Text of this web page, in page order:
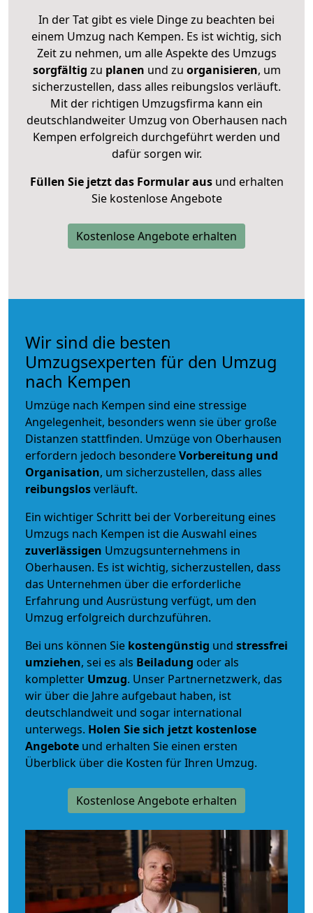
In der Tat gibt es viele Dinge zu beachten bei
einem Umzug nach Kempen. Es ist wichtig, sich
Zeit zu nehmen, um alle Aspekte des Umzugs
sorgfältig zu planen und zu organisieren, um
sicherzustellen, dass alles reibungslos verläuft.
Mit der richtigen Umzugsfirma kann ein
deutschlandweiter Umzug von Oberhausen nach
Kempen erfolgreich durchgeführt werden und
dafür sorgen wir.
Füllen Sie jetzt das Formular ausund erhalten
Sie kostenlose Angebote
Kostenlose Angebote erhalten
Wir sind die besten
Umzugsexperten für den Umzug
nach Kempen
Umzüge nach Kempen sind eine stressige
Angelegenheit, besonders wenn sie über große
Distanzen stattfinden. Umzüge von Oberhausen
erfordern jedoch besondereVorbereitung und
Organisation, um sicherzustellen, dass alles
reibungslosverläuft.
Ein wichtiger Schritt bei der Vorbereitung eines
Umzugs nach Kempen ist die Auswahl eines
zuverlässigen Umzugsunternehmens in
Oberhausen. Es ist wichtig, sicherzustellen, dass
das Unternehmen über die erforderliche
Erfahrung und Ausrüstung verfügt, um den
Umzug erfolgreich durchzuführen.
Bei uns können Sie kostengünstig und stressfrei
umziehen, sei es als Beiladung oder als
kompletter Umzug. Unser Partnernetzwerk, das
wir über die Jahre aufgebaut haben, ist
deutschlandweit und sogar international
unterwegs. Holen Sie sich jetzt kostenlose
Angebote und erhalten Sie einen ersten
Überblick über die Kosten für Ihren Umzug.
Kostenlose Angebote erhalten